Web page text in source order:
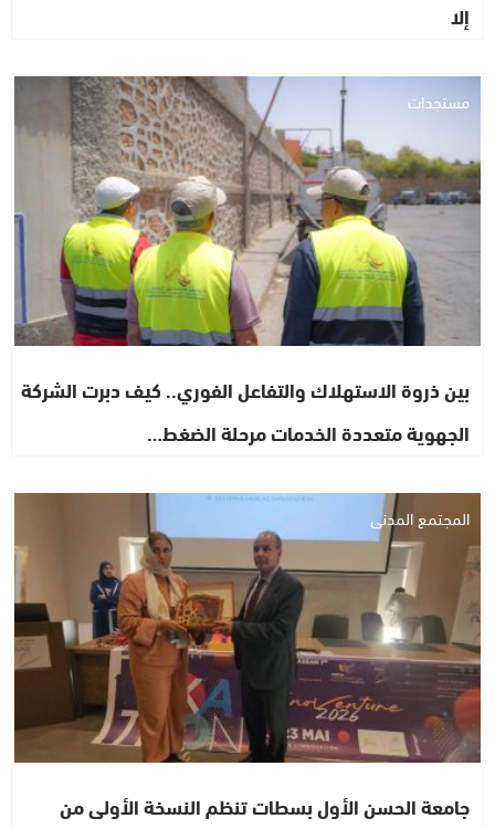
إلا
مستجدات
بين ذروة الاستهلاك والتفاعل الفوري.. كيف دبرت الشركة
الجهوية متعددة الخدمات مرحلة الضغط…
المجتمع المدني
جامعة الحسن الأول بسطات تنظم النسخة الأولى من